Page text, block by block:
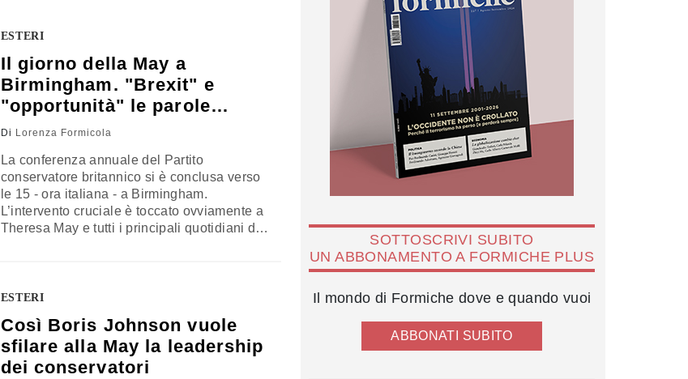
ESTERI
Il giorno della May a
Birmingham. "Brexit" e
"opportunità" le parole
chiave
Di Lorenza Formicola
La conferenza annuale del Partito
conservatore britannico si è conclusa verso
le 15 - ora italiana - a Birmingham.
L’intervento cruciale è toccato ovviamente a
Theresa May e tutti i principali quotidiani del
dal governo di Londra. Dopo lo scossone
ESTERI
Così Boris Johnson vuole
sfilare alla May la leadership
dei conservatori
SOTTOSCRIVI SUBITO
UN ABBONAMENTO A FORMICHE PLUS
Il mondo di Formiche dove e quando vuoi
ABBONATI SUBITO